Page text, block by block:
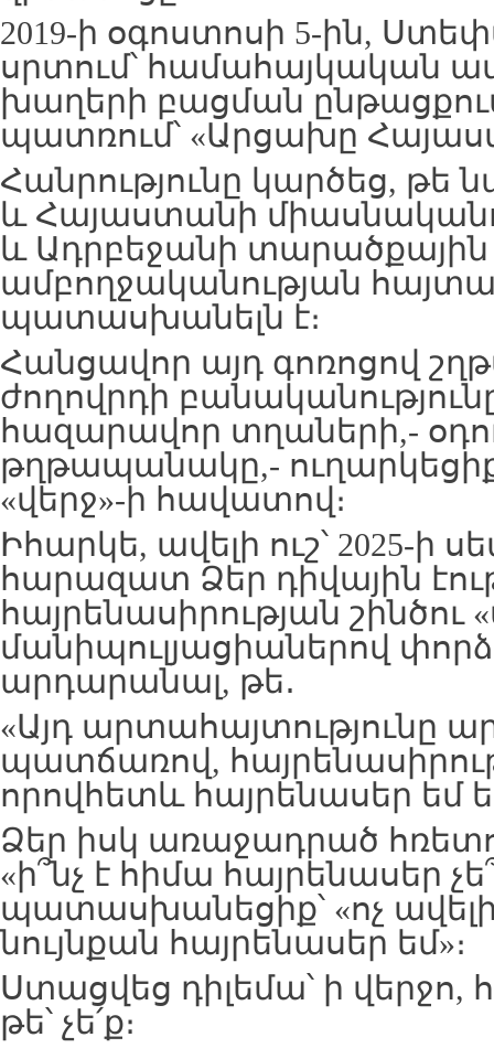
2019-ի օգոստոսի 5-ին,
սրտում՝ համահայկական
խաղերի բացման
պատռում՝ «Արցախը
Հանրությունը կարծեց,
և Հայաստանի
և Ադրբեջանի տարածքային
ամբողջականության
պատասխանելն է։
Հանցավոր այդ գոռոցով
ժողովրդի
հազարավոր տղաների,-
թղթապանակը,-
«վերջ»-ի հավատով։
Իհարկե, ավելի ուշ՝ 2025-ի
հարազատ Ձեր դիվային
հայրենասիրության շինծու
մանիպուլյացիաներով
արդարանալ, թե․
«Այդ արտահայտությունը
պատճառով,
որովհետև հայրենասեր եմ
Ձեր իսկ առաջադրած
«ի՞նչ է հիմա հայրենասեր
պատասխանեցիք՝ «ոչ
նույնքան հայրենասեր եմ»։
Ստացվեց դիլեմա՝ ի վերջո,
թե՝ չե՛ք։